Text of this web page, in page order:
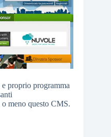
proprio programma
meno questo CMS.